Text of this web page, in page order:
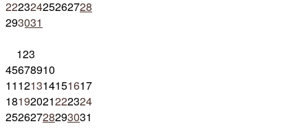
22232425262728
293031
123
45678910
11121314151617
18192021222324
25262728293031